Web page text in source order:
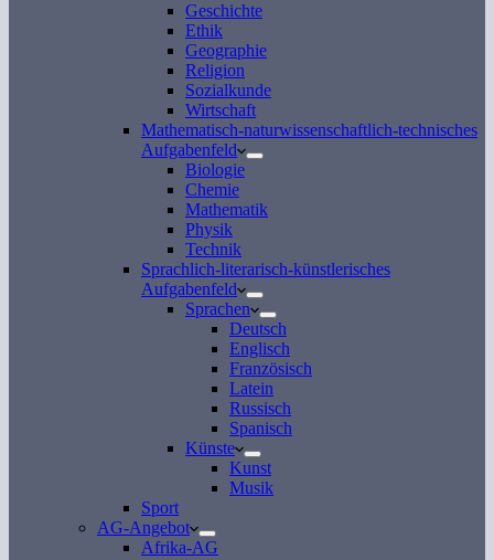
Geschichte
Ethik
Geographie
Religion
Sozialkunde
Wirtschaft
Mathematisch-naturwissenschaftlich-technisches
Aufgabenfeld
Biologie
Chemie
Mathematik
Physik
Technik
Sprachlich-literarisch-künstlerisches
Aufgabenfeld
Sprachen
Deutsch
Englisch
Französisch
Latein
Russisch
Spanisch
Künste
Kunst
Musik
Sport
AG-Angebot
Afrika-AG